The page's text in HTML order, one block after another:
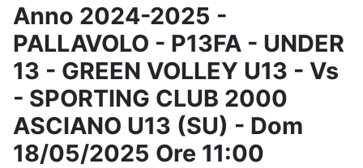
Anno 2024-2025 -
PALLAVOLO - P13FA - UNDER
13 - GREEN VOLLEY U13 - Vs
- SPORTING CLUB 2000
ASCIANO U13 (SU) - Dom
18/05/2025 Ore 11:00